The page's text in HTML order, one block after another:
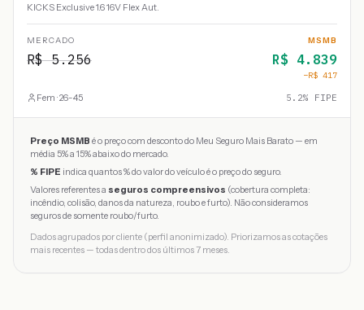
KICKS Exclusive 1.6 16V Flex Aut.
MERCADO
R$5.256
MSMB
R$ 4.839
−R$ 417
Fem · 26-45 5.2% FIPE
Preço MSMB é o preço com desconto do Meu Seguro Mais Barato — em
média 5% a 15% abaixo do mercado.
% FIPE indica quantos % do valor do veículo é o preço do seguro.
Valores referentes a seguros compreensivos (cobertura completa:
incêndio, colisão, danos da natureza, roubo e furto). Não consideramos
seguros de somente roubo/furto.
Dados agrupados por cliente (perfil anonimizado). Priorizamos as cotações
mais recentes — todas dentro dos últimos 7 meses.